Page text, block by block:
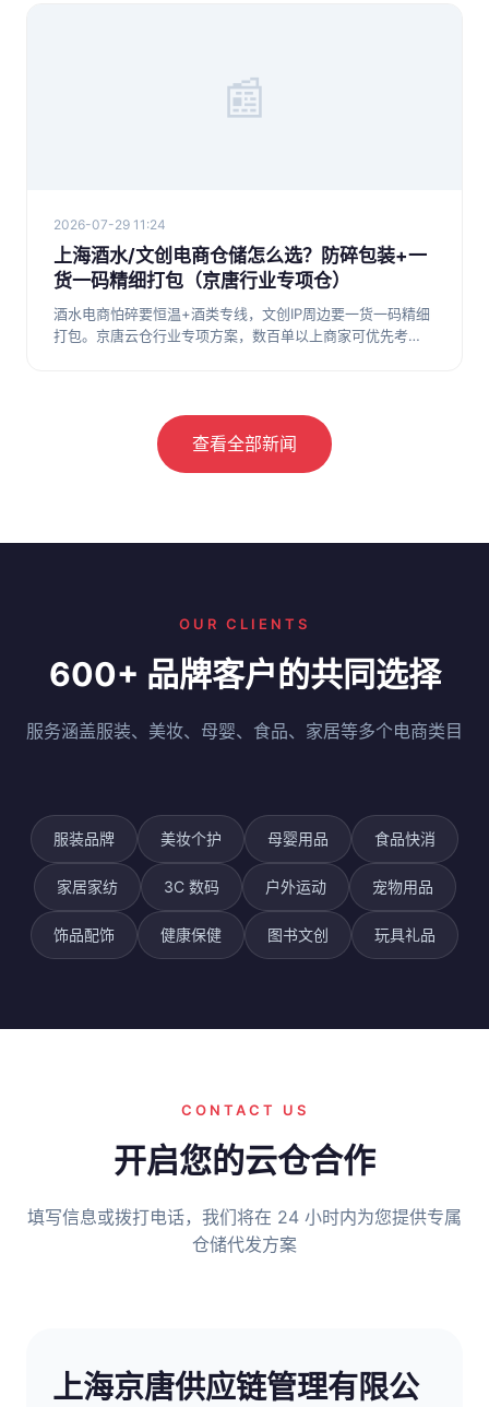
📰
2026-07-29 11:24
上海酒水/文创电商仓储怎么选？防碎包装+一
货一码精细打包（京唐行业专项仓）
酒水电商怕碎要恒温+酒类专线，文创IP周边要一货一码精细
打包。京唐云仓行业专项方案，数百单以上商家可优先考
查看全部新闻
OUR CLIENTS
600+ 品牌客户的共同选择
服务涵盖服装、美妆、母婴、食品、家居等多个电商类目
服装品牌 美妆个护 母婴用品 食品快消
家居家纺 3C 数码 户外运动 宠物用品
饰品配饰 健康保健 图书文创 玩具礼品
CONTACT US
开启您的云仓合作
填写信息或拨打电话，我们将在 24 小时内为您提供专属
仓储代发方案
上海京唐供应链管理有限公